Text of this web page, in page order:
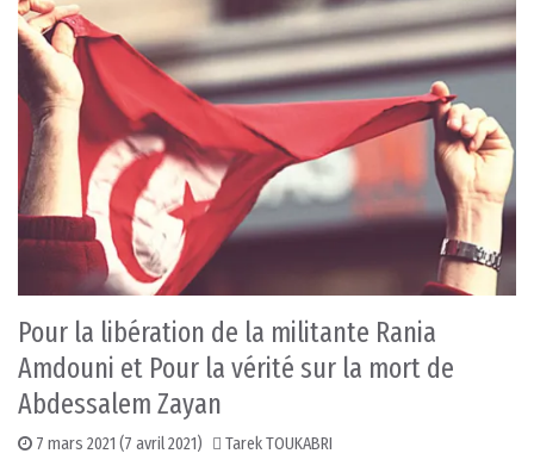
Pour la libération de la militante Rania
Amdouni et Pour la vérité sur la mort de
Abdessalem Zayan
7 mars 2021 (7 avril 2021) Tarek TOUKABRI